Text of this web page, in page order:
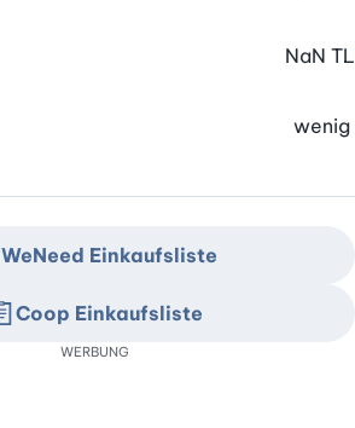
NaN TL
wenig
WeNeed Einkaufsliste
Coop Einkaufsliste
WERBUNG